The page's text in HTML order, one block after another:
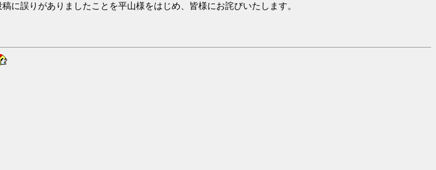
に誤りがありましたことを平山様をはじめ、皆様にお詫びいたします。